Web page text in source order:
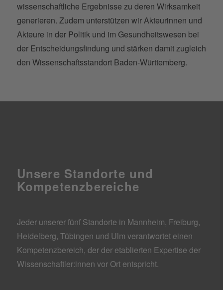
wissenschaftliche Ergebnisse zu deren Wirksamkeit
generieren. Zudem unterstützen wir Akteurinnen und
Akteure in der Politik und im Gesundheitswesen bei
der Entscheidungsfindung und stärken damit zugleich
den Wissenschaftsstandort Baden-Württemberg.
Unsere Standorte und
Kompe­tenz­berei­che
Jeder unserer fünf Standorte in Mannheim, Freiburg,
Heidelberg, Tübingen und Ulm verantwortet einen
Kompetenzbereich, der der etablierten Expertise der
Wissenschaftler:innen vor Ort entspricht.